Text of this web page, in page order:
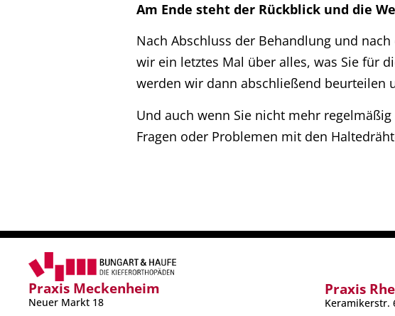
Am Ende steht der Rückblick und die
Nach Abschluss der Behandlung und
wir ein letztes Mal über alles, was Sie für
werden wir dann abschließend beurteilen
Und auch wenn Sie nicht mehr
Fragen oder Problemen mit den
Praxis Meckenheim
Neuer Markt 18
Praxis
Keramikerstr.